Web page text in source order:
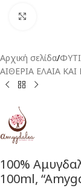
Αρχική σελίδα/
ΑΙΘΕΡΙΑ ΕΛΑΙΑ
100%
100ml,